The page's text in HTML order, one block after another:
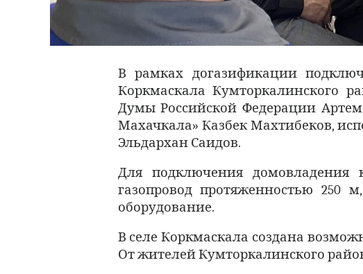
В рамках догазификации
Коркмаскала Кумторкалинского
Думы Российской Федерации
Махачкала» Казбек Махтибеков,
Эльдархан Саидов.
Для подключения домовладения
газопровод протяженностью 250
оборудование.
В селе Коркмаскала создана
От жителей Кумторкалинского